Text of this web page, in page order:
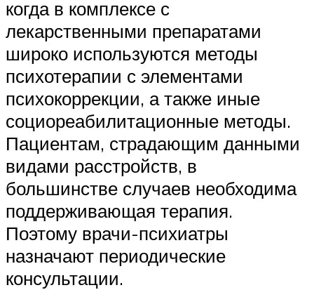
когда в комплексе с
лекарственными препаратами
широко используются методы
психотерапии с элементами
психокоррекции, а также иные
социореабилитационные методы.
Пациентам, страдающим данными
видами расстройств, в
большинстве случаев необходима
поддерживающая терапия.
Поэтому врачи-психиатры
назначают периодические
консультации.